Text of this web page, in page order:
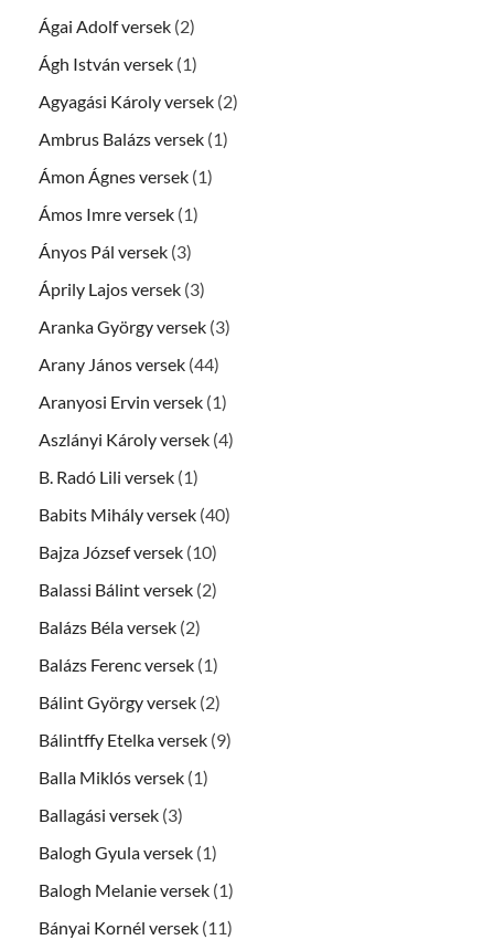
Ágai Adolf versek (2)
Ágh István versek (1)
Agyagási Károly versek (2)
Ambrus Balázs versek (1)
Ámon Ágnes versek (1)
Ámos Imre versek (1)
Ányos Pál versek (3)
Áprily Lajos versek (3)
Aranka György versek (3)
Arany János versek (44)
Aranyosi Ervin versek (1)
Aszlányi Károly versek (4)
B. Radó Lili versek (1)
Babits Mihály versek (40)
Bajza József versek (10)
Balassi Bálint versek (2)
Balázs Béla versek (2)
Balázs Ferenc versek (1)
Bálint György versek (2)
Bálintffy Etelka versek (9)
Balla Miklós versek (1)
Ballagási versek (3)
Balogh Gyula versek (1)
Balogh Melanie versek (1)
Bányai Kornél versek (11)